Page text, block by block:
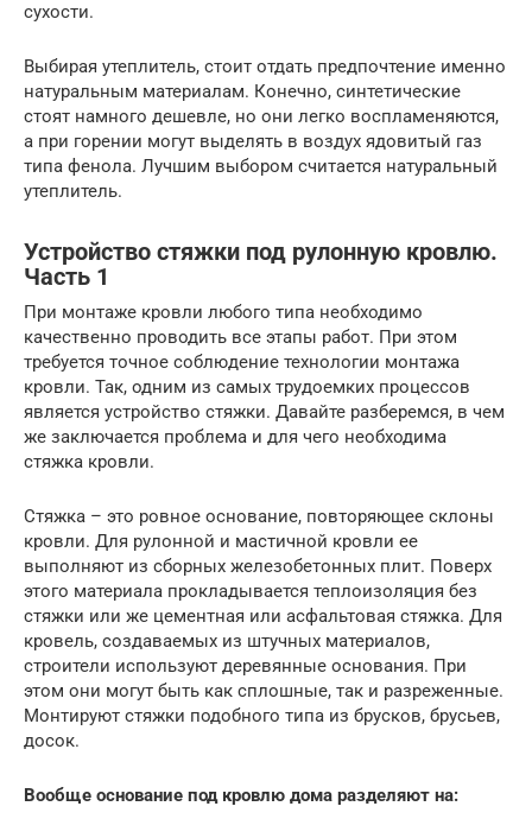
сухости.
Выбирая утеплитель, стоит отдать предпочтение именно
натуральным материалам. Конечно, синтетические
стоят намного дешевле, но они легко воспламеняются,
а при горении могут выделять в воздух ядовитый газ
типа фенола. Лучшим выбором считается натуральный
утеплитель.
Устройство стяжки под рулонную кровлю.
Часть 1
При монтаже кровли любого типа необходимо
качественно проводить все этапы работ. При этом
требуется точное соблюдение технологии монтажа
кровли. Так, одним из самых трудоемких процессов
является устройство стяжки. Давайте разберемся, в чем
же заключается проблема и для чего необходима
стяжка кровли.
Стяжка – это ровное основание, повторяющее склоны
кровли. Для рулонной и мастичной кровли ее
выполняют из сборных железобетонных плит. Поверх
этого материала прокладывается теплоизоляция без
стяжки или же цементная или асфальтовая стяжка. Для
кровель, создаваемых из штучных материалов,
строители используют деревянные основания. При
этом они могут быть как сплошные, так и разреженные.
Монтируют стяжки подобного типа из брусков, брусьев,
досок.
Вообще основание под кровлю дома разделяют на: